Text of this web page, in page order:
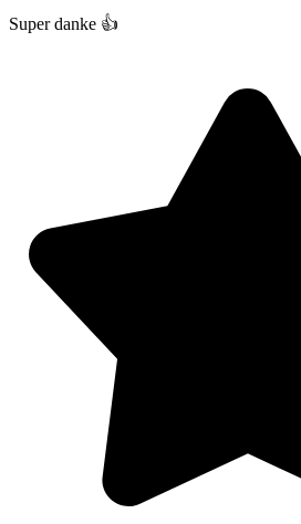
Super danke 👍